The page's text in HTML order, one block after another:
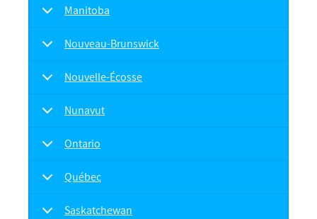
Manitoba
Nouveau-Brunswick
Nouvelle-Écosse
Nunavut
Ontario
Québec
Saskatchewan